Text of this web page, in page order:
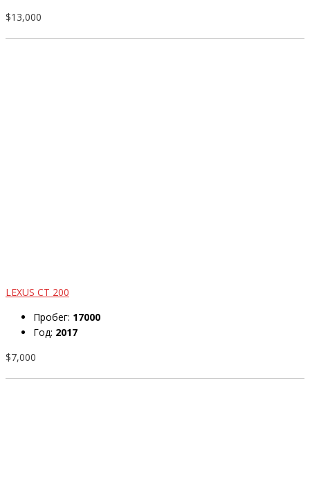
$13,000
LEXUS CT 200
Пробег: 17000
Год: 2017
$7,000